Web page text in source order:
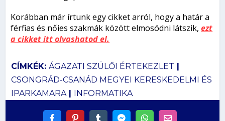
Korábban már írtunk egy cikket arról, hogy a határ a
férfias és nőies szakmák között elmosódni látszik,ezt
a cikket itt olvashatod el.
CÍMKÉK: ÁGAZATI SZÜLŐI ÉRTEKEZLET
CSONGRÁD-CSANÁD MEGYEI KERESKEDELMI ÉS
IPARKAMARA| INFORMATIKA